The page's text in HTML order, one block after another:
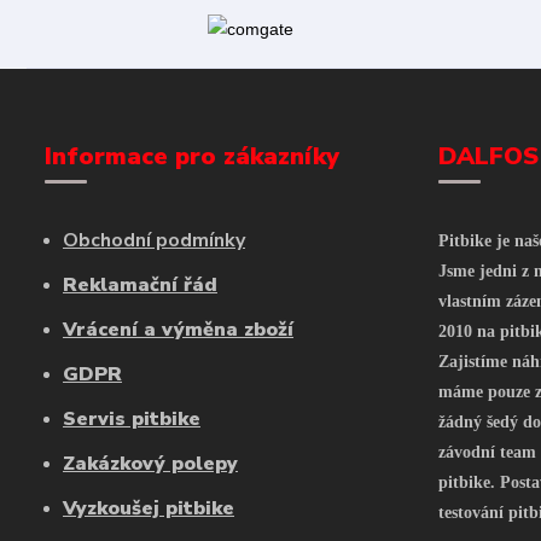
Informace pro zákazníky
Obchodní podmínky
Reklamační řád
Vrácení a výměna zboží
GDPR
Servis pitbike
Zakázkový polepy
Vyzkoušej pitbike
Pitbike je
Jsme jedni z
vlastním
2010 na
Zajistíme
máme pouze
žádný šedý
závodní
pitbike.
testování